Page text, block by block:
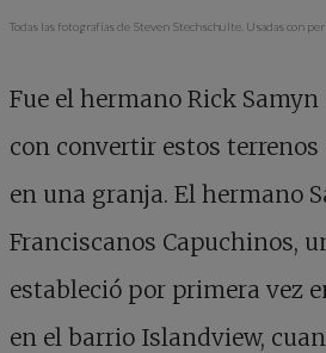
Todas las fotografías de Steven Stechschulte. Usadas con
Fue el hermano Rick
con convertir estos terrenos
en una granja. El hermano
Franciscanos Capuchinos,
estableció por primera vez
en el barrio Islandview,